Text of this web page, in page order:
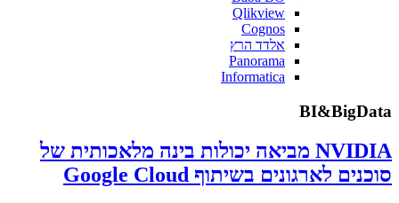
Qlikview
Cognos
אלדד הרץ
Panorama
Informatica
BI&BigData
NVIDIA מביאה יכולות בינה מלאכותית של
סוכנים לארגונים בשיתוף Google Cloud